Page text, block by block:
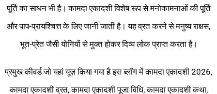
पूर्ति का साधन भी है। कामदा एकादशी विशेष रूप से मनोकामनाओं की पूर्ति
और पाप-प्रायश्चित्त के लिए जानी जाती है। यह व्रत करने से मनुष्य राक्षस,
भूत-प्रेत जैसी योनियों से मुक्त होकर दिव्य लोक प्राप्त करता है।
प्रमुख कीवर्ड जो यहां यूज़ किया गया है इस ब्लॉग में कामदा एकादशी 2026,
कामदा एकादशी व्रत, कामदा एकादशी पूजा विधि, कामदा एकादशी कथा,